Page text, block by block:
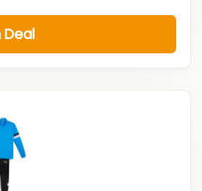
Deal